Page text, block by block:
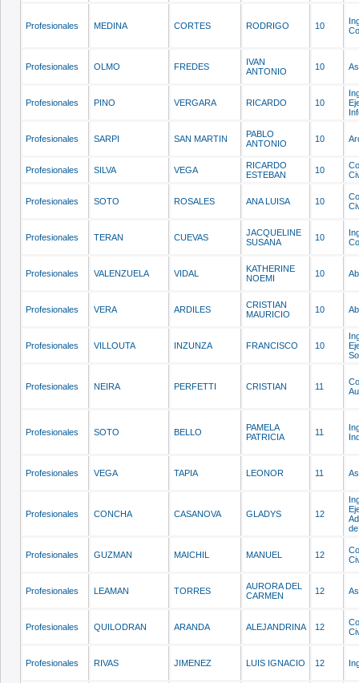
Profesionales MEDINA CORTES RODRIGO 10
Profesionales OLMO FREDES
IVAN
ANTONIO
10
Profesionales PINO VERGARA RICARDO 10
Profesionales SARPI SAN MARTIN
PABLO
ANTONIO
10
Profesionales SILVA VEGA
RICARDO
ESTEBAN
10
Profesionales SOTO ROSALES ANA LUISA 10
Profesionales TERAN CUEVAS
JACQUELINE
SUSANA
10
Profesionales VALENZUELA VIDAL
KATHERINE
NOEMI
10
Profesionales VERA ARDILES
CRISTIAN
MAURICIO
10
Profesionales VILLOUTA INZUNZA FRANCISCO 10
Profesionales NEIRA PERFETTI CRISTIAN 11
Profesionales SOTO BELLO
PAMELA
PATRICIA
11
Profesionales VEGA TAPIA LEONOR 11
Profesionales CONCHA CASANOVA GLADYS 12
Profesionales GUZMAN MAICHIL MANUEL 12
Profesionales LEAMAN TORRES
AURORA DEL
CARMEN
12
Profesionales QUILODRAN ARANDA ALEJANDRINA 12
Profesionales RIVAS JIMENEZ LUIS IGNACIO 12